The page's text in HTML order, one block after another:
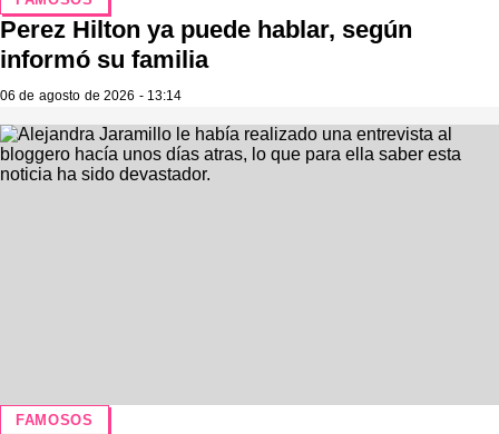
Perez Hilton ya puede hablar, según
informó su familia
06 de agosto de 2026 - 13:14
FAMOSOS